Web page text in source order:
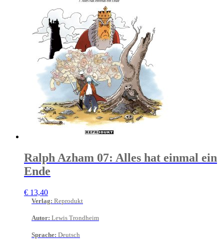
Ralph Azham 07: Alles hat einmal ein
Ende
€ 13,40
Verlag: Reprodukt
Autor: Lewis Trondheim
Sprache: Deutsch